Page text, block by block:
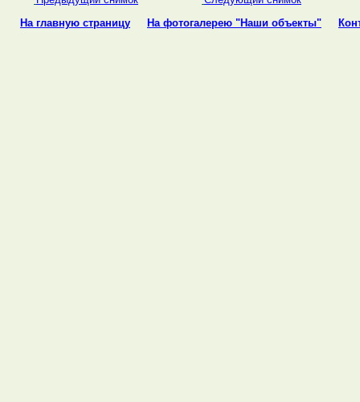
На главную страницу
На фотогалерею "Наши объекты"